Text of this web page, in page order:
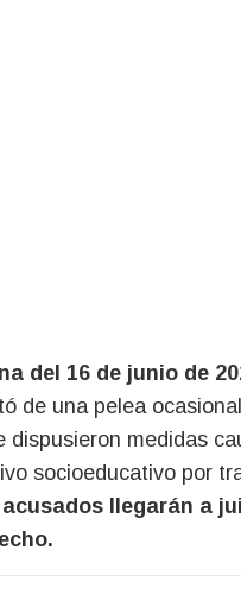
del 16 de junio de
de una pelea
medidas
socioeducativo por
llegarán a